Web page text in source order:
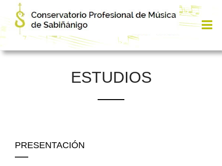
ESTUDIOS
PRESENTACIÓN